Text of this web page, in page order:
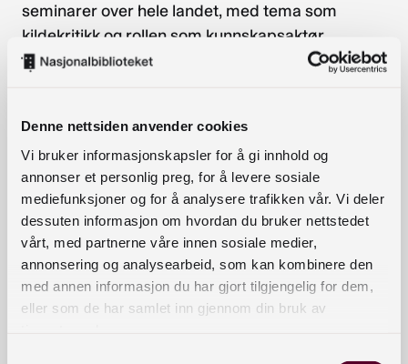
Denne nettsiden anvender cookies
Vi bruker informasjonskapsler for å gi innhold og
annonser et personlig preg, for å levere sosiale
mediefunksjoner og for å analysere trafikken vår. Vi deler
dessuten informasjon om hvordan du bruker nettstedet
vårt, med partnerne våre innen sosiale medier,
annonsering og analysearbeid, som kan kombinere den
med annen informasjon du har gjort tilgjengelig for dem,
eller som de har samlet inn gjennom din bruk av
seminarer over hele landet, med tema som
kildekritikk og rollen som kunnskapsaktør.
Kursløyper og fagtekster
For å hjelpe fylkesbibliotekene til å «restarte»
satsinger på kunnskapsaktørrollen, ble det laget
to hefter. Dette ble gjort med innspill og
rådgivning fra en ressursgruppe bestående av
ansatte i ulike typer folkebibliotek,
universitetsbibliotek og fylkesbibliotek.
Ressursgruppen i 2022:
Margrethe Haslund, Nordreisa bibliotek